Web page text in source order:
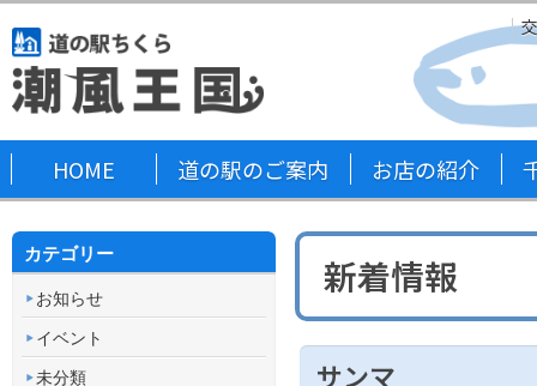
HOME 道の駅のご案内 お店の紹介
新着情報
サンマ
カテゴリー
お知らせ
イベント
未分類